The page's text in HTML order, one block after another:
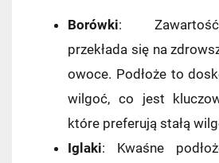
Borówki:
przekłada się na
owoce. Podłoże to
wilgoć, co jest
które preferują stałą
Iglaki: Kwaśne
Kraj wysyłki: